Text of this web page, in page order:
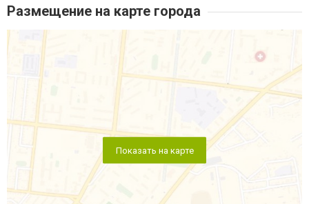
Размещение на карте города
Показать на карте